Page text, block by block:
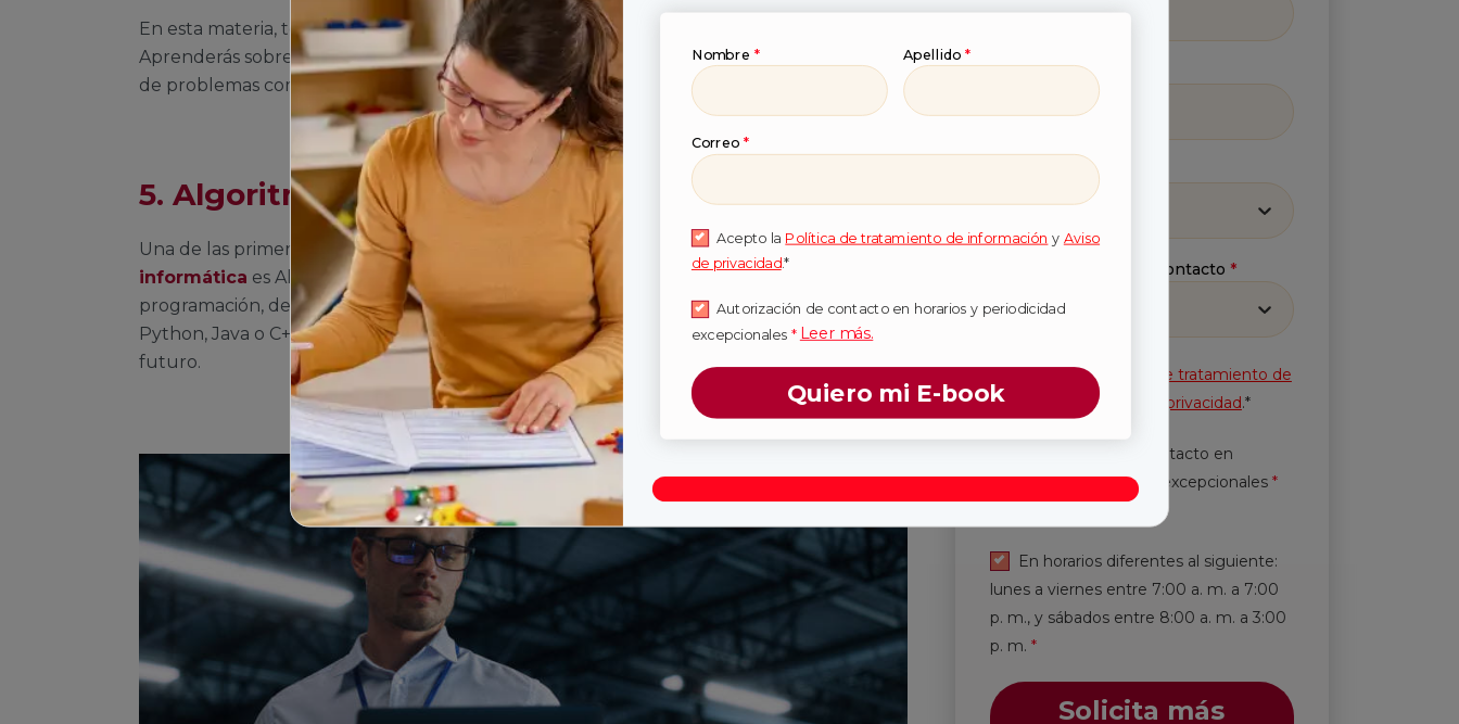
En esta materia, te sumergirás en la organización y almacenamiento eficiente de datos.
Aprenderás sobre listas, pilas, colas y árboles, y cómo se utilizan en la resolución eficiente
de problemas computacionales.
5. Algoritmia y Programación
Una de las primeras materias donde realmente comenzarás a
estudiar ingeniería
informática es Algoritmia y Programación. Este curso te enseñará lógica de
programación, desarrollo de algoritmos y el uso de lenguajes de programación como
Python, Java o C++. Es la base para cualquier desarrollo de software que realices en el
futuro.
Correo *
Selecciona
Método preferido de contacto *
Selecciona
Acepto laPolítica de tratamiento de
información
yAviso de privacidad.*
Autorización de contacto en
horarios y periodicidad excepcionales *
En horarios diferentes al siguiente:
lunes a viernes entre 7:00 a. m. a 7:00
p. m., y sábados entre 8:00 a. m. a 3:00
p. m. *
Solicita más
Nombre * Apellido *
Correo *
Acepto la Política de tratamiento de información y Aviso
de privacidad.*
Autorización de contacto en horarios y periodicidad
excepcionales * Leer más.
Quiero mi E-book